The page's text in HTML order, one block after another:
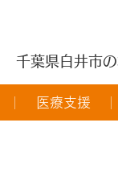
千葉県白井市
医療支援